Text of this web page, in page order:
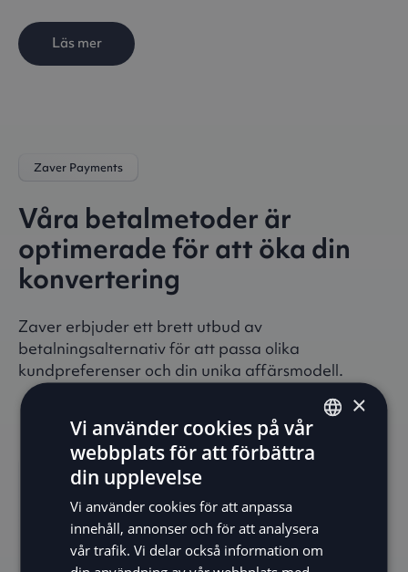
Läs mer
Zaver Payments
Våra betalmetoder är
optimerade för att öka din
konvertering
Zaver erbjuder ett brett utbud av
betalningsalternativ för att passa olika
kundpreferenser och din unika affärsmodell.
Betala nu
Låt dina kunder enkelt genomföra sina köp med en
ENGLISH
NO
×
Vi använder cookies på vår
webbplats för att förbättra
din upplevelse
Vi använder cookies för att anpassa
innehåll, annonser och för att analysera
vår trafik. Vi delar också information om